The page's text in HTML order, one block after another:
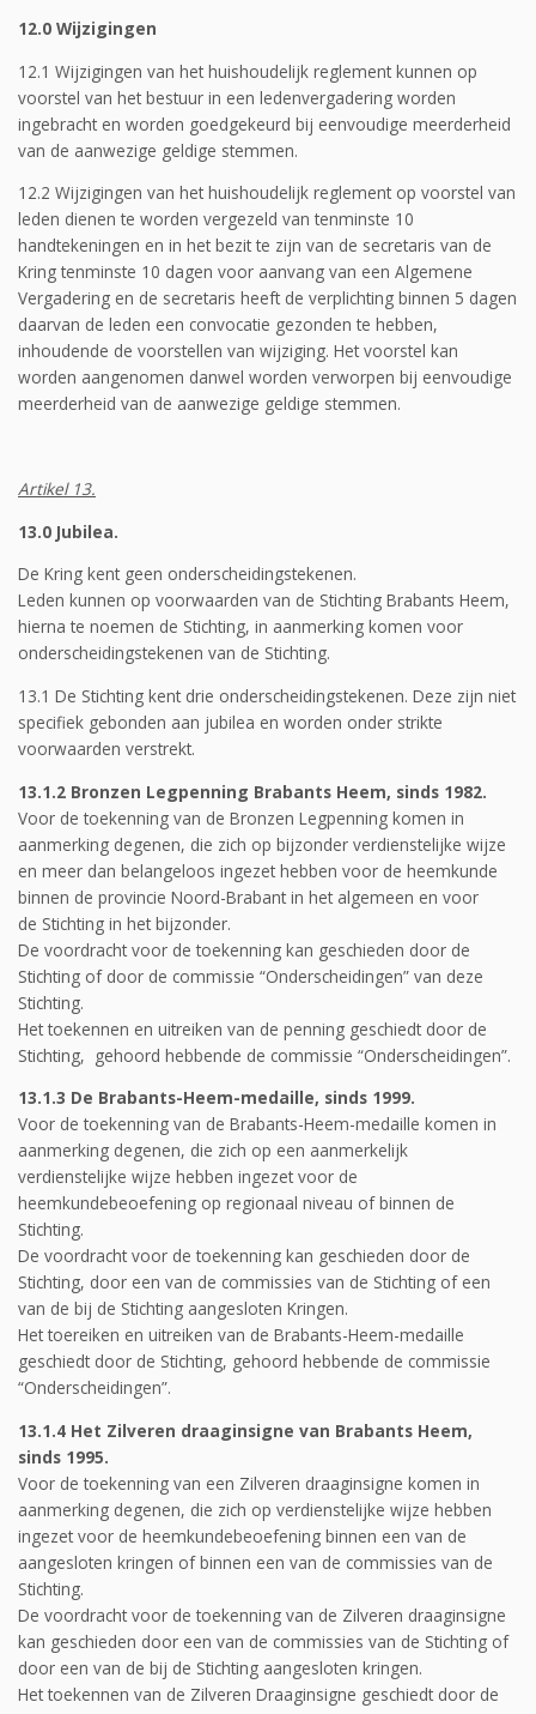
12.0 Wijzigingen
12.1 Wijzigingen van het huishoudelijk reglement kunnen op
voorstel van het bestuur in een ledenvergadering worden
ingebracht en worden goedgekeurd bij eenvoudige meerderheid
van de aanwezige geldige stemmen.
12.2 Wijzigingen van het huishoudelijk reglement op voorstel van
leden dienen te worden vergezeld van tenminste 10
handtekeningen en in het bezit te zijn van de secretaris van de
Kring tenminste 10 dagen voor aanvang van een Algemene
Vergadering en de secretaris heeft de verplichting binnen 5 dagen
daarvan de leden een convocatie gezonden te hebben,
inhoudende de voorstellen van wijziging. Het voorstel kan
worden aangenomen danwel worden verworpen bij eenvoudige
meerderheid van de aanwezige geldige stemmen.
Artikel 13.
13.0 Jubilea.
De Kring kent geen onderscheidingstekenen.
Leden kunnen op voorwaarden van de Stichting Brabants Heem,
hierna te noemen de Stichting, in aanmerking komen voor
onderscheidingstekenen van de Stichting.
13.1 De Stichting kent drie onderscheidingstekenen. Deze zijn niet
specifiek gebonden aan jubilea en worden onder strikte
voorwaarden verstrekt.
13.1.2 Bronzen Legpenning Brabants Heem, sinds 1982.
Voor de toekenning van de Bronzen Legpenning komen in
aanmerking degenen, die zich op bijzonder verdienstelijke wijze
en meer dan belangeloos ingezet hebben voor de heemkunde
binnen de provincie Noord-Brabant in het algemeen en voor
de Stichting in het bijzonder.
De voordracht voor de toekenning kan geschieden door de
Stichting of door de commissie “Onderscheidingen” van deze
Stichting.
Het toekennen en uitreiken van de penning geschiedt door de
Stichting, gehoord hebbende de commissie “Onderscheidingen”.
13.1.3 De Brabants-Heem-medaille, sinds 1999.
Voor de toekenning van de Brabants-Heem-medaille komen in
aanmerking degenen, die zich op een aanmerkelijk
verdienstelijke wijze hebben ingezet voor de
heemkundebeoefening op regionaal niveau of binnen de
Stichting.
De voordracht voor de toekenning kan geschieden door de
Stichting, door een van de commissies van de Stichting of een
van de bij de Stichting aangesloten Kringen.
Het toereiken en uitreiken van de Brabants-Heem-medaille
geschiedt door de Stichting, gehoord hebbende de commissie
“Onderscheidingen”.
13.1.4 Het Zilveren draaginsigne van Brabants Heem,
sinds 1995.
Voor de toekenning van een Zilveren draaginsigne komen in
aanmerking degenen, die zich op verdienstelijke wijze hebben
ingezet voor de heemkundebeoefening binnen een van de
aangesloten kringen of binnen een van de commissies van de
Stichting.
De voordracht voor de toekenning van de Zilveren draaginsigne
kan geschieden door een van de commissies van de Stichting of
door een van de bij de Stichting aangesloten kringen.
Het toekennen van de Zilveren Draaginsigne geschiedt door de